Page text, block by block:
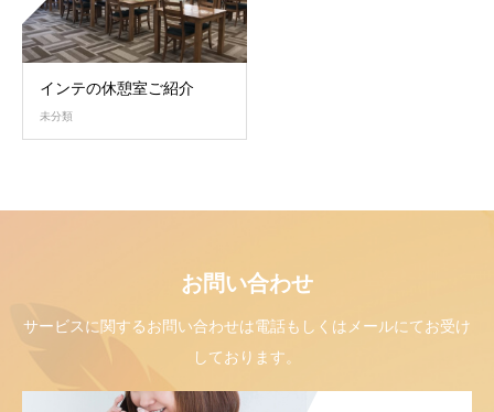
インテの休憩室ご紹介
未分類
お問い合わせ
サービスに関するお問い合わせは電話もしくはメールにてお受け
しております。